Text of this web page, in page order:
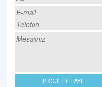
PROJE DETAYI